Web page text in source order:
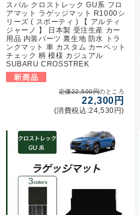
スバル クロストレック GU系 フロ
アマット ラゲッジマット R1000シ
リーズ ( スポーティ ) 【 アルティ
ジャーノ 】 日本製 受注生産 カー
用品 内装パーツ 裏生地 防水 トラ
ンクマット 車 カスタム カーペット
チェック 柄 模様 カジュアル
SUBARU CROSSTREK
定価22,500円のところ
22,300円
(消費税込:24,530円)